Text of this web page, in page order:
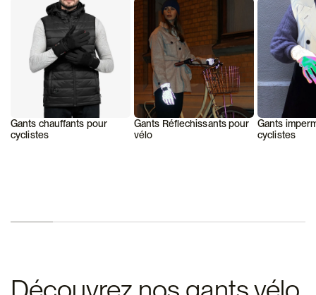
Gants chauffants pour
cyclistes
Gants Réflechissants pour
vélo
Gants
cyclistes